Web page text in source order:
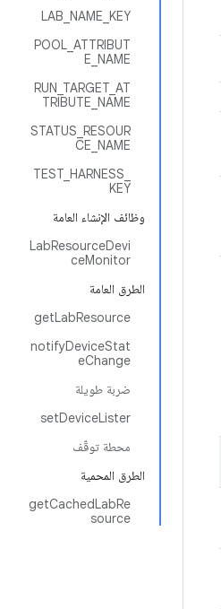
LAB_NAME_KEY
POOL_ATTRIBUT
E_NAME
RUN_TARGET_AT
TRIBUTE_NAME
STATUS_RESOUR
CE_NAME
TEST_HARNESS_
KEY
وظائف الإنشاء العامة
LabResourceDevi
ceMonitor
الطرق العامة
getLabResource
notifyDeviceStat
eChange
ضربة طويلة
setDeviceLister
محطة توقّف
الطرق المحمية
getCachedLabRe
source